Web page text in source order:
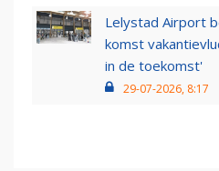
Lelystad Airport
komst
in de toekomst'
29-07-2026, 8:17